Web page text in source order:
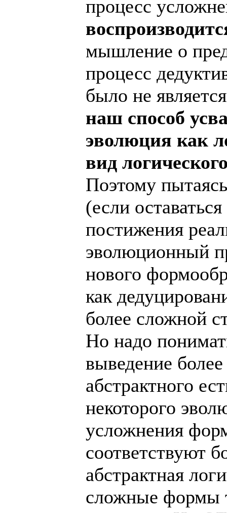
процесс
мышление о
процесс
было не
наш способ
эволюция как
вид
Поэтому
(если
постижения
эволюционный
нового
как
более сложной
Но надо
выведение
абстрактного
некоторого
усложнения
соответствуют
абстрактная
сложные формы